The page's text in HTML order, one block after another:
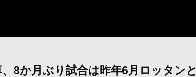
8か月ぶり試合は昨年6月ロッタ